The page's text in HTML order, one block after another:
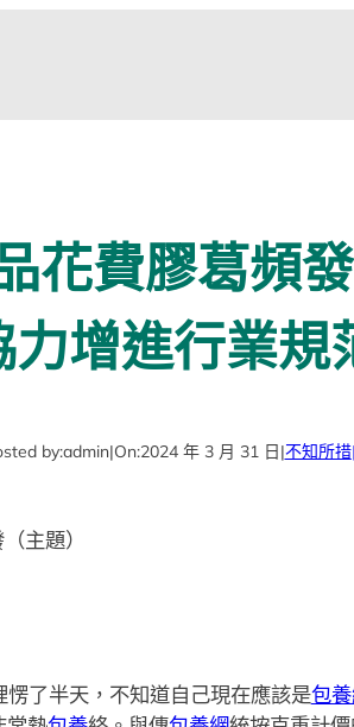
花費膠葛頻
力增進行業規
by:admin|On:2024 年 3 月 31 日|不知所措
主題）
了半天，不知道自己現在應該是包